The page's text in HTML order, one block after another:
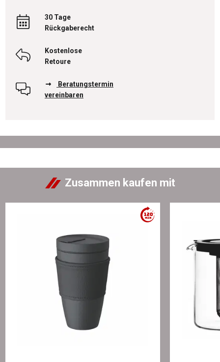
30 Tage
Rückgaberecht
Kostenlose
Retoure
Beratungstermin
vereinbaren
Zusammen kaufen mit